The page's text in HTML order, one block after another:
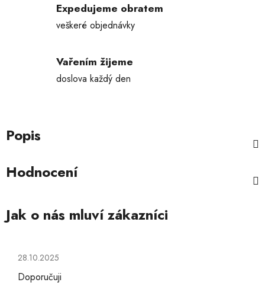
Expedujeme obratem
veškeré objednávky
Vařením žijeme
doslova každý den
Popis
Hodnocení
Hodnocení obchodu je 5 z 5 hvězdiček.
28.10.2025
Doporučuji